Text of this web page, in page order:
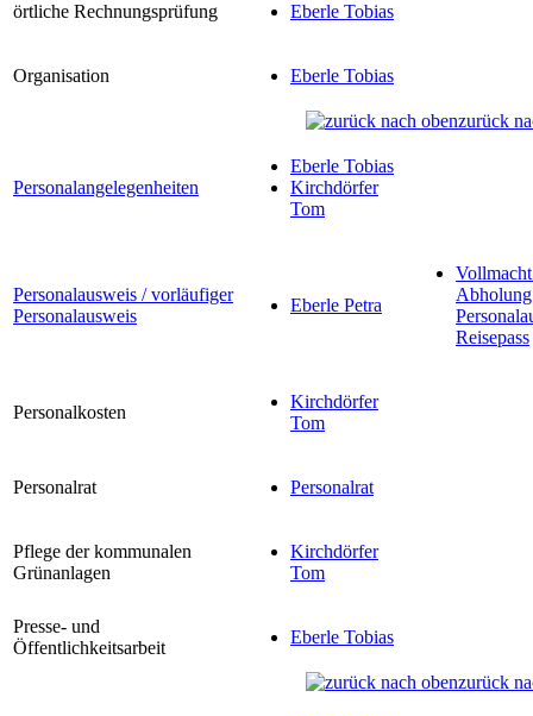
örtliche Rechnungsprüfung Eberle Tobias
Organisation Eberle Tobias
zurück
Personalangelegenheiten
Eberle Tobias
Kirchdörfer
Tom
Personalausweis / vorläufiger
Personalausweis
Eberle Petra
Abholung
Reisepass
Personalkosten
Kirchdörfer
Tom
Personalrat Personalrat
Pflege der kommunalen
Grünanlagen
Kirchdörfer
Tom
Presse- und
Öffentlichkeitsarbeit
Eberle Tobias
zurück